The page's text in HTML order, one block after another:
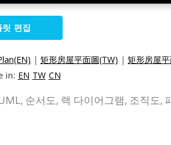
릿 편집
| 矩形房屋平面圖(TW) | 矩形房屋
in: EN TW CN
순서도, 랙 다이어그램, 조직도,